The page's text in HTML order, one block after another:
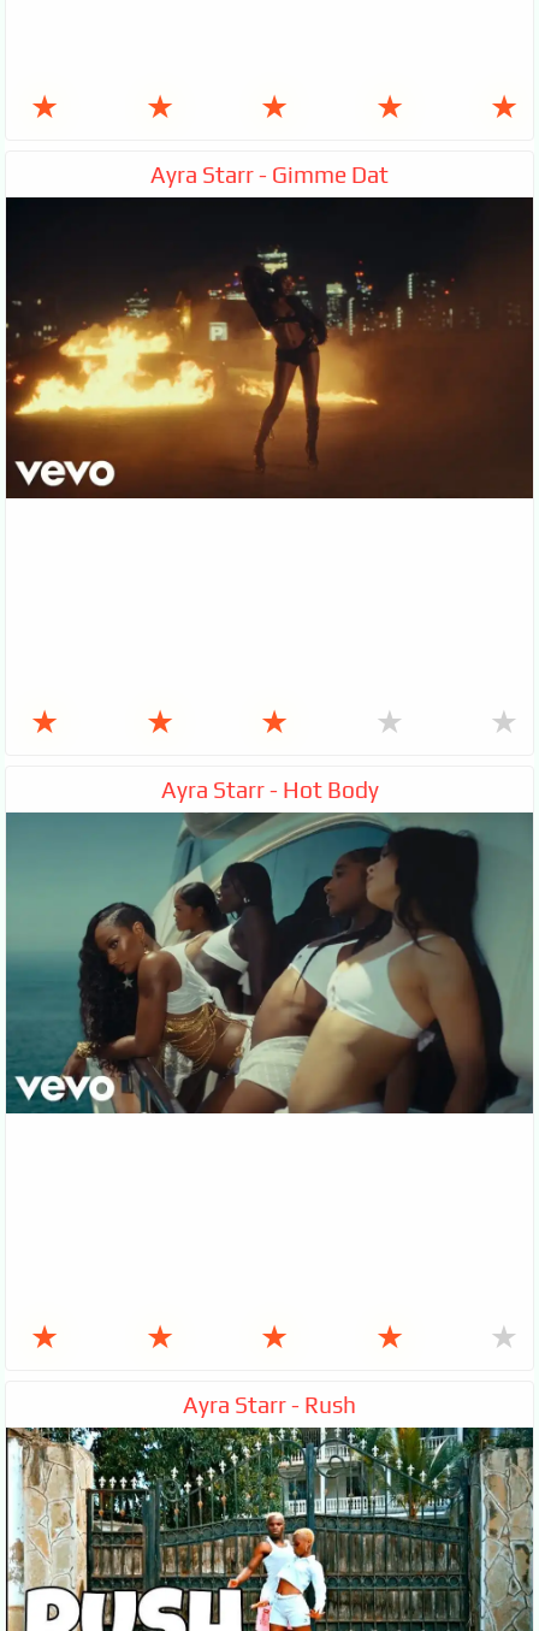
★ ★ ★ ★ ★
Ayra Starr - Gimme Dat
★ ★ ★ ★ ★
Ayra Starr - Hot Body
★ ★ ★ ★ ★
Ayra Starr - Rush